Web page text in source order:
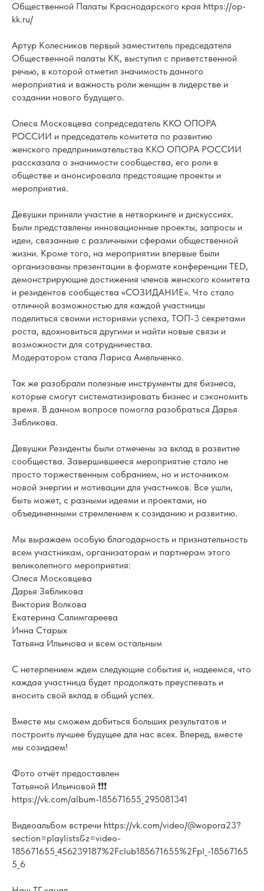
Общественной Палаты Краснодарского края https://op-
kk.ru/
Артур Колесников первый заместитель председателя
Общественной палаты КК, выступил с приветственной
речью, в которой отметил значимость данного
мероприятия и важность роли женщин в лидерстве и
создании нового будущего.
Олеся Московцева сопредседатель ККО ОПОРА
РОССИИ и председатель комитета по развитию
женского предпринимательства ККО ОПОРА РОССИИ
рассказала о значимости сообщества, его роли в
обществе и анонсировала предстоящие проекты и
мероприятия.
Девушки приняли участие в нетворкинге и дискуссиях.
Были представлены инновационные проекты, запросы и
идеи, связанные с различными сферами общественной
жизни. Кроме того, на мероприятии впервые были
организованы презентации в формате конференции TED,
демонстрирующие достижения членов женского комитета
и резидентов сообщества «СОЗИДАНИЕ». Что стало
отличной возможностью для каждой участницы
поделиться своими историями успеха, ТОП-3 секретами
роста, вдохновиться другими и найти новые связи и
возможности для сотрудничества.
Модератором стала Лариса Амельченко.
Так же разобрали полезные инструменты для бизнеса,
которые смогут систематизировать бизнес и сэкономить
время. В данном вопросе помогла разобраться Дарья
Зябликова.
Девушки Резиденты были отмечены за вклад в развитие
сообщества. Завершившееся мероприятие стало не
просто торжественным собранием, но и источником
новой энергии и мотивации для участников. Все ушли,
быть может, с разными идеями и проектами, но
объединенными стремлением к созиданию и развитию.
Мы выражаем особую благодарность и признательность
всем участникам, организаторам и партнерам этого
великолепного мероприятия:
Олеся Московцева
Дарья Зябликова
Виктория Волкова
Екатерина Салимгареева
Инна Старых
Татьяна Ильичова и всем остальным
С нетерпением ждем следующие события и, надеемся, что
каждая участница будет продолжать преуспевать и
вносить свой вклад в общий успех.
Вместе мы сможем добиться больших результатов и
построить лучшее будущее для нас всех. Вперед, вместе
мы созидаем!
Фото отчёт предоставлен
Татьяной Ильичовой ❗️❗️❗️
https://vk.com/album-185671655_295081341
Видеоальбом встречи https://vk.com/video/@wopora23?
section=playlists&z=video-
185671655_456239187%2Fclub185671655%2Fpl_-18567165
5_6